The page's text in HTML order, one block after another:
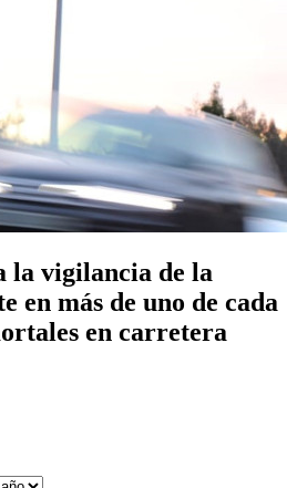
la vigilancia de la
en más de uno de cada
en carretera